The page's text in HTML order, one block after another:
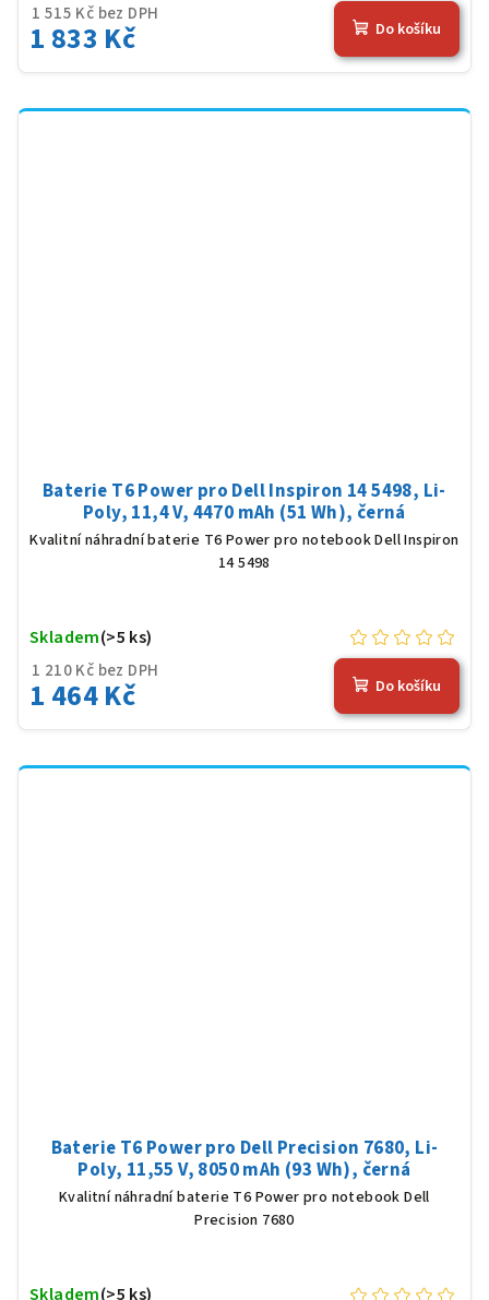
1 515 Kč bez DPH
1 833 Kč Do košíku
Baterie T6 Power pro Dell Inspiron 14 5498, Li-
Poly, 11,4 V, 4470 mAh (51 Wh), černá
Kvalitní náhradní baterie T6 Power pro notebook Dell Inspiron
14 5498
1 210 Kč bez DPH
1 464 Kč
Skladem(>5 ks)
Do košíku
Baterie T6 Power pro Dell Precision 7680, Li-
Poly, 11,55 V, 8050 mAh (93 Wh), černá
Kvalitní náhradní baterie T6 Power pro notebook Dell
Precision 7680
Skladem(>5 ks)